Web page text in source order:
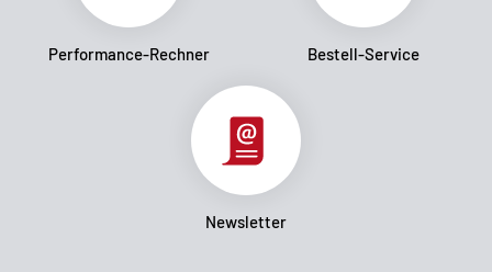
Performance-Rechner Bestell-Service
Newsletter